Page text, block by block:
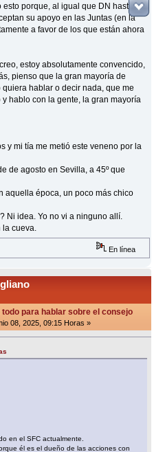
porque, al igual que DN hasta no
su apoyo en las Juntas (en la
a favor de los que están ahora
estoy absolutamente convencido,
pienso que la gran mayoría de
hablar o decir nada, que me
hablo con la gente, la gran mayoría
y mi tía me metió este veneno por la
de agosto en Sevilla, a 45º que
aquella época, un poco más chico
Ni idea. Yo no vi a ninguno allí.
la cueva.
En línea
para hablar sobre el consejo
08, 2025, 09:15 Horas »
en el SFC actualmente.
él es el dueño de las acciones con